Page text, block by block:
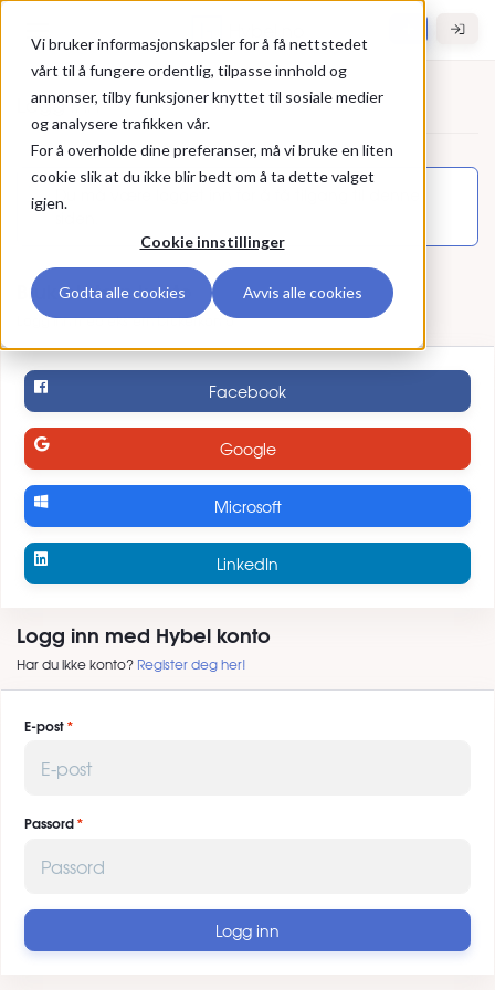
Vi bruker informasjonskapsler for å få nettstedet
vårt til å fungere ordentlig, tilpasse innhold og
annonser, tilby funksjoner knyttet til sosiale medier
og analysere trafikken vår.
For å overholde dine preferanser, må vi bruke en liten
cookie slik at du ikke blir bedt om å ta dette valget
igjen.
Cookie innstillinger
Godta alle cookies Avvis alle cookies
Logg inn
Logg inn
Bruk ekstern konto
Logg inn med ekstern brukerkonto
Facebook
Google
Microsoft
LinkedIn
Logg inn med Hybel konto
Har du ikke konto? Register deg her!
E-post
Passord
Logg inn